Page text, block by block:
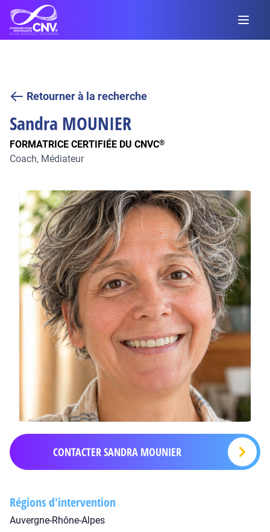
Retourner à la recherche
Sandra MOUNIER
FORMATRICE CERTIFIÉE DU CNVC®
Coach, Médiateur
CONTACTER SANDRA MOUNIER
Régions d'intervention
Auvergne-Rhône-Alpes